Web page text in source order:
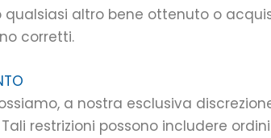
altro bene ottenuto o
corretti.
a nostra esclusiva
restrizioni possono includere